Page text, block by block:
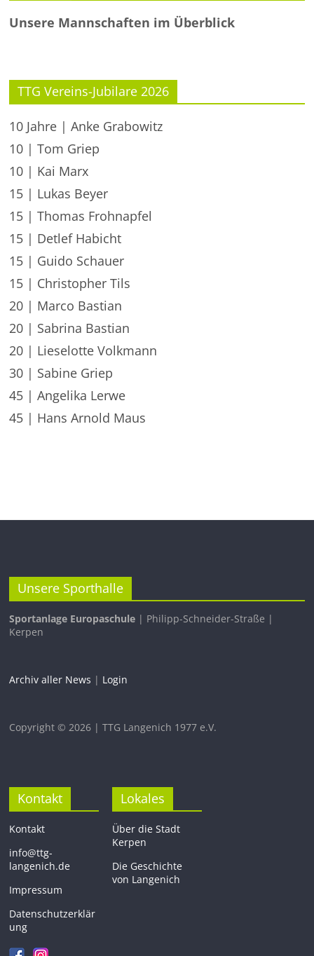
Unsere Mannschaften im Überblick
TTG Vereins-Jubilare 2026
10 Jahre | Anke Grabowitz
10 | Tom Griep
10 | Kai Marx
15 | Lukas Beyer
15 | Thomas Frohnapfel
15 | Detlef Habicht
15 | Guido Schauer
15 | Christopher Tils
20 | Marco Bastian
20 | Sabrina Bastian
20 | Lieselotte Volkmann
30 | Sabine Griep
45 | Angelika Lerwe
45 | Hans Arnold Maus
Unsere Sporthalle
Sportanlage Europaschule | Philipp-Schneider-Straße |
Kerpen
Archiv aller News | Login
Copyright © 2026 | TTG Langenich 1977 e.V.
Kontakt
Kontakt
info@ttg-
langenich.de
Impressum
Datenschutzerklär
ung
Lokales
Über die Stadt
Kerpen
Die Geschichte
von Langenich